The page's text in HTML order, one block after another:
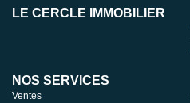
LE CERCLE IMMOBILIER
NOS SERVICES
Ventes